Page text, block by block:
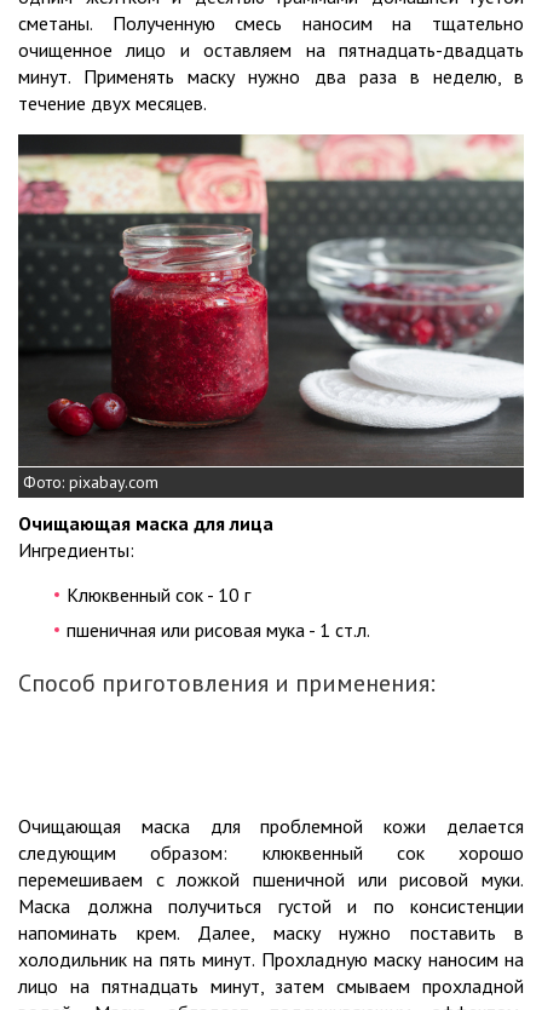
сметаны. Полученную смесь наносим на тщательно
очищенное лицо и оставляем на пятнадцать-двадцать
минут. Применять маску нужно два раза в неделю, в
течение двух месяцев.
Фото: pixabay.com
Очищающая маска для лица
Ингредиенты:
Клюквенный сок - 10 г
пшеничная или рисовая мука - 1 ст.л.
Способ приготовления и применения:
Очищающая маска для проблемной кожи делается
следующим образом: клюквенный сок хорошо
перемешиваем с ложкой пшеничной или рисовой муки.
Маска должна получиться густой и по консистенции
напоминать крем. Далее, маску нужно поставить в
холодильник на пять минут. Прохладную маску наносим на
лицо на пятнадцать минут, затем смываем прохладной